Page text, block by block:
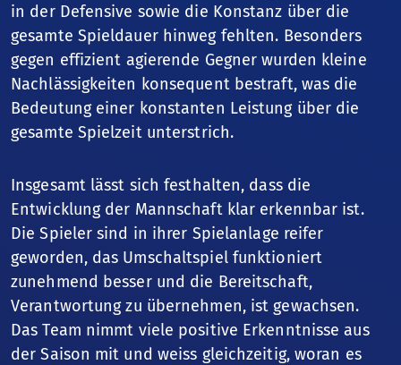
in der Defensive sowie die Konstanz über die
gesamte Spieldauer hinweg fehlten. Besonders
gegen effizient agierende Gegner wurden kleine
Nachlässigkeiten konsequent bestraft, was die
Bedeutung einer konstanten Leistung über die
gesamte Spielzeit unterstrich.
Insgesamt lässt sich festhalten, dass die
Entwicklung der Mannschaft klar erkennbar ist.
Die Spieler sind in ihrer Spielanlage reifer
geworden, das Umschaltspiel funktioniert
zunehmend besser und die Bereitschaft,
Verantwortung zu übernehmen, ist gewachsen.
Das Team nimmt viele positive Erkenntnisse aus
der Saison mit und weiss gleichzeitig, woran es